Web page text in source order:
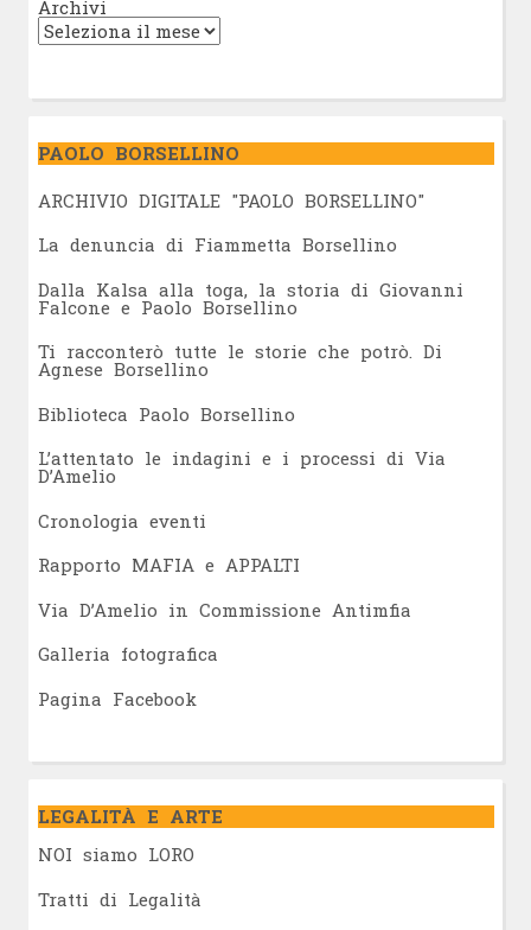
Archivi
PAOLO BORSELLINO
ARCHIVIO DIGITALE "PAOLO BORSELLINO"
La denuncia di Fiammetta Borsellino
Dalla Kalsa alla toga, la storia di Giovanni
Falcone e Paolo Borsellino
Ti racconterò tutte le storie che potrò. Di
Agnese Borsellino
Biblioteca Paolo Borsellino
L’attentato le indagini e i processi di Via
D’Amelio
Cronologia eventi
Rapporto MAFIA e APPALTI
Via D’Amelio in Commissione Antimfia
Galleria fotografica
Pagina Facebook
LEGALITÀ E ARTE
NOI siamo LORO
Tratti di Legalità